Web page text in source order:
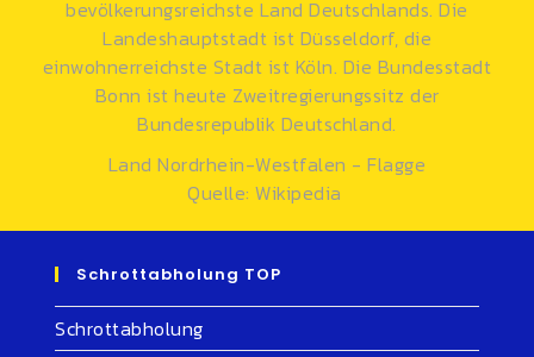
Land Nordrhein-Westfalen - Flagge
Quelle: Wikipedia
Schrottabholung TOP
Schrottabholung